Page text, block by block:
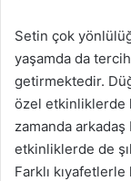
Setin çok
yaşamda da
getirmektedir.
özel etkinliklerde
zamanda arkadaş
etkinliklerde de
Farklı